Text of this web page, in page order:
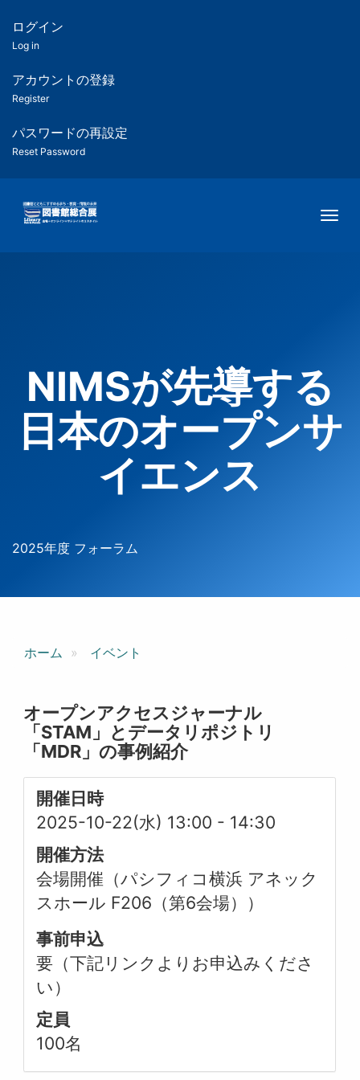
ツ
匿
名
ユ
ー
ー
用
メ
ログイン
Log in
アカウントの登録
Register
パスワードの再設定
Reset Password
NIMSが先導する
日本のオープンサ
イエンス
2025年度 フォーラム
ホーム イベント
オープンアクセスジャーナル
「STAM」とデータリポジトリ
「MDR」の事例紹介
開催日時
2025-10-22(水) 13:00 - 14:30
開催方法
会場開催（パシフィコ横浜 アネック
スホール F206（第6会場））
事前申込
要（下記リンクよりお申込みくださ
い）
定員
100名